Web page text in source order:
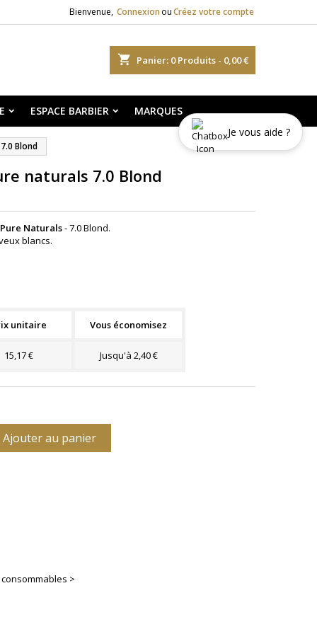
Bienvenue, Connexion ouCréez votre compte
shopping_cart Panier: 0Produits - 0,00 €
ESPACE BARBIER MARQUES
Blond
naturals 7.0 Blond
Naturals-7.0 Blond.
blancs.
unitaire Vous économisez
15,17 € Jusqu'à 2,40 €
Ajouter au panier
>
Je vous aide ?